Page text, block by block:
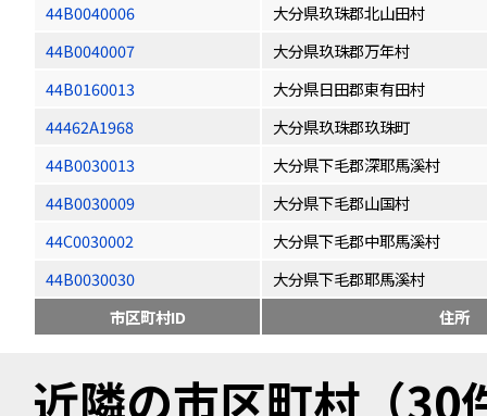
44B0040006
大分県玖珠郡北山田村
44B0040007
大分県玖珠郡万年村
44B0160013
大分県日田郡東有田村
44462A1968
大分県玖珠郡玖珠町
44B0030013
大分県下毛郡深耶馬溪村
44B0030009
大分県下毛郡山国村
44C0030002
大分県下毛郡中耶馬溪村
44B0030030
大分県下毛郡耶馬溪村
市区町村ID
住所
近隣の市区町村（30